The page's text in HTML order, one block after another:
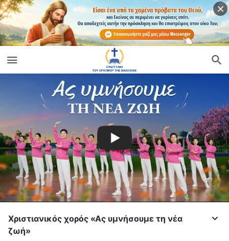
Χριστιανικός χορός «Ας υμνήσουμε τη νέα
ζωή»